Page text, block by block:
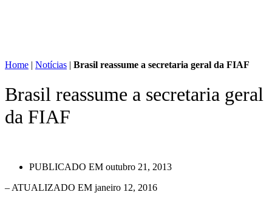
Home | Notícias | Brasil reassume a secretaria geral da FIAF
Brasil reassume a secretaria geral
da FIAF
PUBLICADO EM outubro 21, 2013
– ATUALIZADO EM janeiro 12, 2016